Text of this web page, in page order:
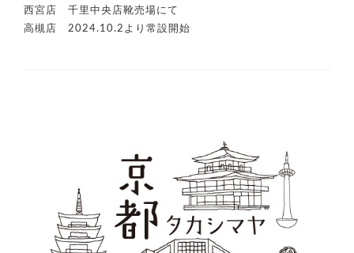
西宮店 千里中央店靴売場にて
高槻店 2024.10.2より常設開始